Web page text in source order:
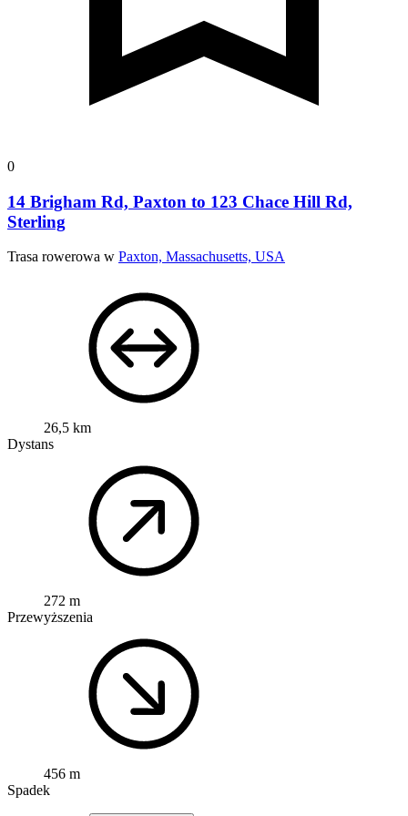
0
14 Brigham Rd, Paxton to 123 Chace Hill Rd,
Sterling
Trasa rowerowa w Paxton, Massachusetts, USA
26,5 km
Dystans
272 m
Przewyższenia
456 m
Spadek